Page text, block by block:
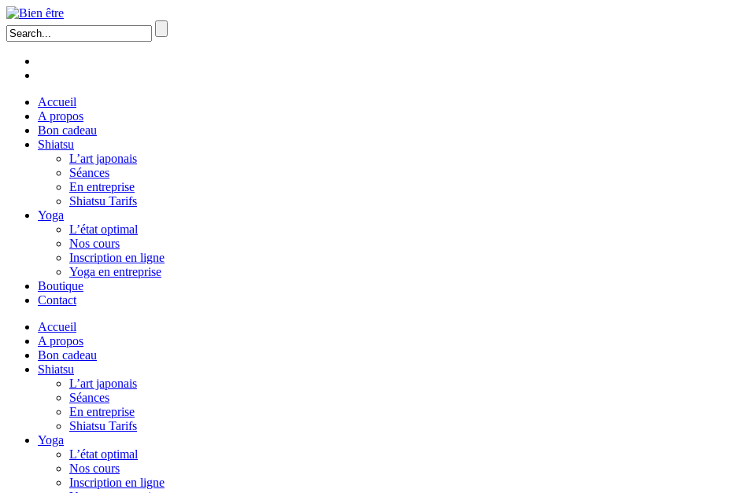
Accueil
A propos
Bon cadeau
Shiatsu
L’art japonais
Séances
En entreprise
Shiatsu Tarifs
Yoga
L’état optimal
Nos cours
Inscription en ligne
Yoga en entreprise
Boutique
Contact
Accueil
A propos
Bon cadeau
Shiatsu
L’art japonais
Séances
En entreprise
Shiatsu Tarifs
Yoga
L’état optimal
Nos cours
Inscription en ligne